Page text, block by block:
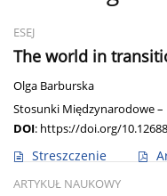
ESEJ
The world in
Olga Barburska
Stosunki Międzynarodowe –
DOI: https://doi.org/
Streszczenie
ARTYKUŁ NAUKOWY